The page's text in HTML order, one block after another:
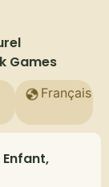
Games
Français